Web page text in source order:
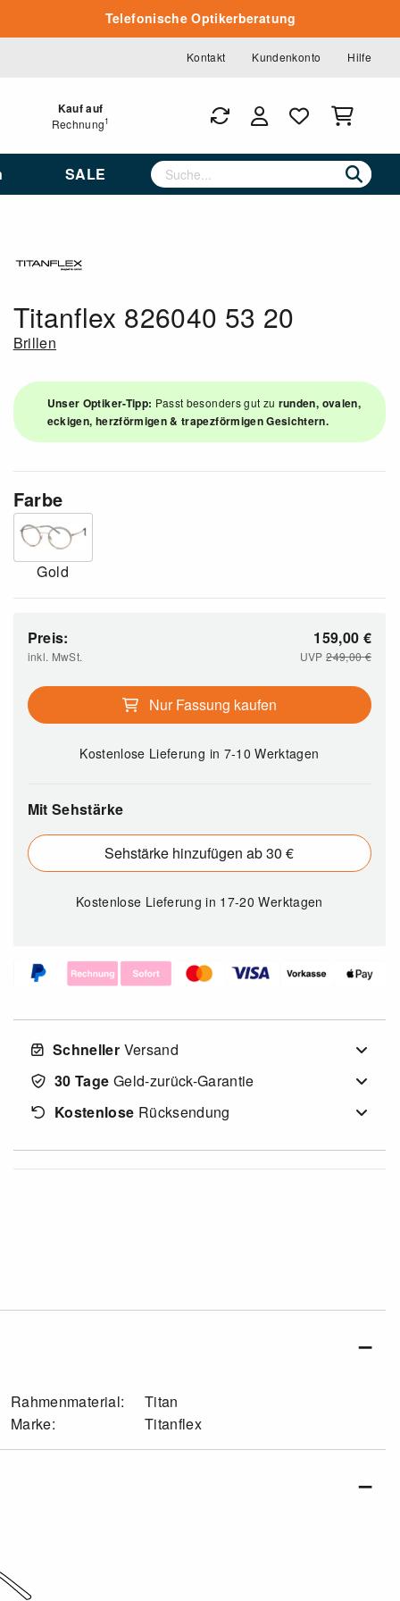
Telefonische Optikerberatung
Kontakt Kundenkonto Hilfe
Kauf auf
Rechnung1
SALE
Titanflex 826040 53 20
Brillen
Unser Optiker-Tipp: Passt besonders gut zu runden, ovalen,
eckigen, herzförmigen & trapezförmigen Gesichtern.
Farbe
Gold
Preis:
inkl. MwSt.
159,00 €
UVP249,00€
Nur Fassung kaufen
Kostenlose Lieferung in 7-10 Werktagen
Mit Sehstärke
Sehstärke hinzufügen ab 30 €
Kostenlose Lieferungin 17-20 Werktagen
Schneller Versand
30 Tage Geld-zurück-Garantie
Kostenlose Rücksendung
Rahmenmaterial:
Titan
Marke:
Titanflex